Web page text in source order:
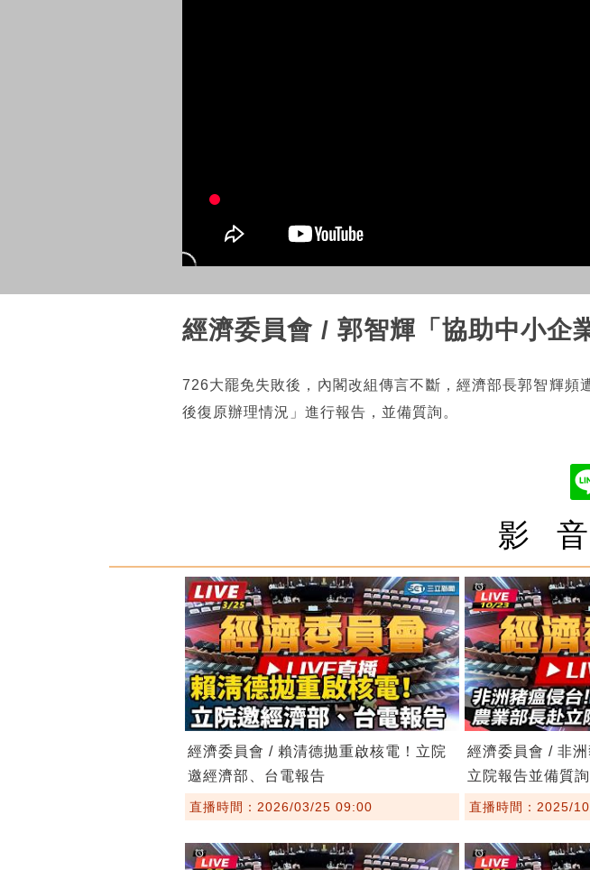
經濟委員會 / 郭智輝「協助中小企
726大罷免失敗後，內閣改組傳言不斷，經濟部長郭智輝頻
後復原辦理情況」進行報告，並備質詢。
影
經濟委員會 / 賴清德拋重啟核電！立院
邀經濟部、台電報告
直播時間：2026/03/25 09:00
經濟委員會 / 非
立院報告並備質詢
直播時間：2025/